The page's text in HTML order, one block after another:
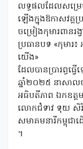
លទ្ធផលដែលសម្រេ
ឡើងក្នុងឱកាសវគ្គ
ចម្រៀងកុមារពានរ
ប្រធានបទ «កុមារ
យើង»
ដែលបានប្រារព្ធធ្
ឆ្នាំ២០២៥ នាសាល
អធិបតីភាព ឯកឧត្តម
លោកជំទាវ ទុយ សិរី
សមាគមនារីកម្ពុជា
។